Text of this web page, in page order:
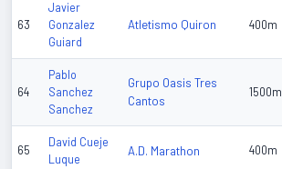
63
Javier
Gonzalez
Guiard
Atletismo Quiron 400m
64
Pablo
Sanchez
Sanchez
Grupo Oasis Tres
Cantos
1500m
65
David Cueje
Luque
A.D. Marathon 400m